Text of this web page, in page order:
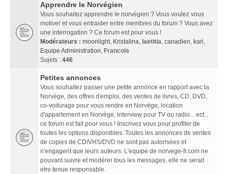
Apprendre le Norvégien
Vous souhaitez apprendre le norvégien ? Vous voulez vous
motiver et vous entraider entre membres du forum ? Vous avez
une interrogation ? Ce forum est pour vous !
Modérateurs : moonlight, Kristalina, laetitia, canadien, kari,
Equipe Administration, Francois
Sujets : 446
Petites annonces
Vous souhaitez passer une petite annonce en rapport avec la
Norvège, des offres d'emploi, des ventes de livres, CD, DVD,
co-voiturage pour vous rendre en Norvège, location
d'appartement en Norvège, interview pour TV ou radio... ect...
ce forum est fait pour vous ! Inscrivez vous pour profiter de
toutes les options disponibles. Toutes les annonces de ventes
de copies de CD/VHS/DVD ne sont pas autorisées et
n'engagent que leurs auteurs. L'equipe de norvege-fr.com ne
pouvant suivre et modérer tous les messages, elle ne serait
etre tenue responsable.